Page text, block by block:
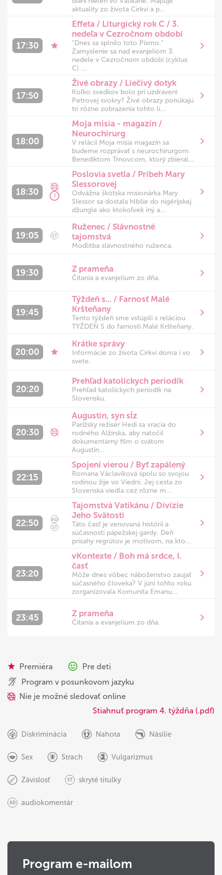
aktuality zo života Cirkvi a p...
17:30
Effeta / Liturgický rok C / 3.
nedeľa v Cezročnom období
"Dnes sa splnilo toto Písmo."
Zamyslenie sa nad evanjeliom 3.
nedele v Cezročnom období (cyklus
C) ...
17:50
Živé obrazy / Liečivý dotyk
Koľko svedkov bolo pri uzdravení
Petrovej svokry? Živé obrazy ponúkajú
tri rôzne zobrazenia tohto li...
18:00
Moja misia - magazín /
Neurochirurg
V relácii Moja misia magazín sa
budeme rozprávať s neurochirurgom
Benediktom Trnovcom, ktorý zbieral...
18:30 7
Poslovia svetla / Príbeh Mary
Slessorovej
Odvážna škótska misionárka Mary
Slessor sa dostala hlbšie do nigérijskej
džungle ako ktokoľvek iný a...
19:05 ST
Ruženec / Slávnostné
tajomstvá
Modlitba slávnostného ruženca.
19:30 Z prameňa
Čítania a evanjelium zo dňa.
19:45
Týždeň s... / Farnosť Malé
Kršteňany
Tento týždeň sme vstúpili s reláciou
TYŽDEŇ S do farnosti Malé Kršteňany.
20:00
Krátke správy
Informácie zo života Cirkvi doma i vo
svete.
20:20
Prehľad katolíckych periodík
Prehľad katolíckych periodík na
Slovensku.
20:30
Augustin, syn sĺz
Parížsky režisér Hedi sa vracia do
rodného Alžírska, aby natočil
dokumentárny film o svätom
Augustín...
22:15
Spojení vierou / Byť zapálený
Romana Václavíková spolu so svojou
rodinou žije vo Viedni. Jej cesta zo
Slovenska viedla cez rôzne m...
22:50
AD
ST
Tajomstvá Vatikánu / Divízie
Jeho Svätosti
Táto časť je venovaná histórii a
súčasnosti pápežskej gardy. Deň
prísahy regrútov je motívom, na kto...
23:20
vKontexte / Boh má srdce, I.
časť
Môže dnes vôbec náboženstvo zaujať
súčasného človeka? V júni tohto roku
zorganizovala Komunita Emanu...
23:45 Z prameňa
Čítania a evanjelium zo dňa.
Premiéra
Pre deti
Program v posunkovom jazyku
Nie je možné sledovať online
Stiahnuť program 4. týždňa (.pdf)
Diskriminácia Nahota Násilie
Sex Strach Vulgarizmus
Závislosť ST skryté titulky
AD audiokomentár
Program e-mailom